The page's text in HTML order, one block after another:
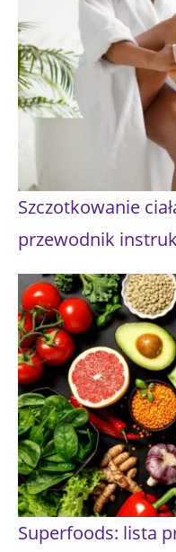
Szczotkowanie
przewodnik
Superfoods: lista